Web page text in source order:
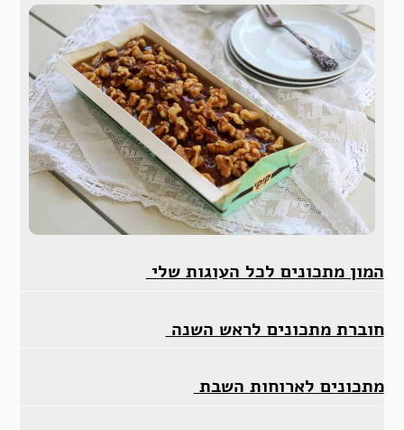
המון מתכונים לכל העוגות שלי
חוברת מתכונים לראש השנה
מתכונים לארוחות השבת